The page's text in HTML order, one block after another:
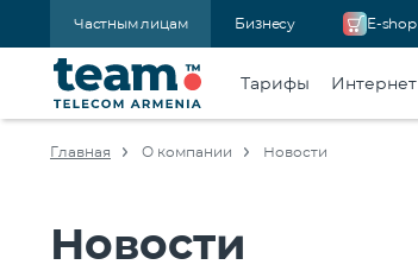
Частным лицам Бизнесу E-shop
Тарифы Интернет
Главная О компании Новости
Новости